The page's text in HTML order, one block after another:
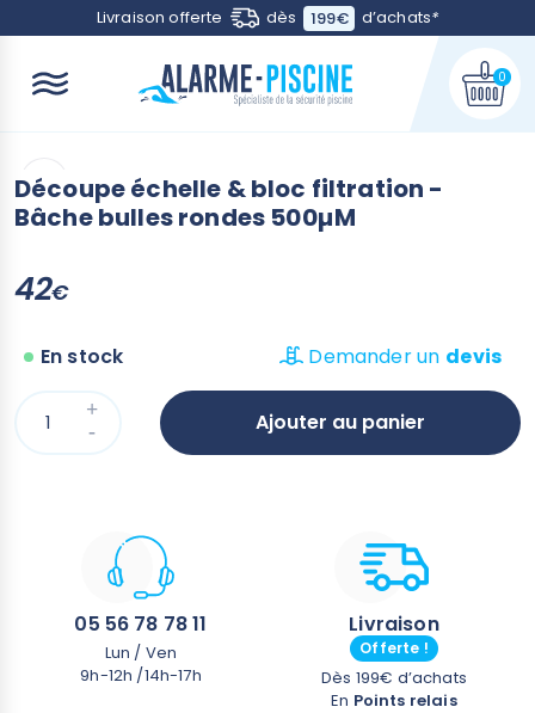
Contactez-nousLivraison offerte dès 199€ d’achats*
0
Découpe échelle & bloc filtration -
Bâche bulles rondes 500µM
42€
En stock Demander un devis
Ajouter au panier
05 56 78 78 11
Lun / Ven
9h-12h /14h-17h
Livraison
Offerte !
Dès 199€ d’achats
En Points relais